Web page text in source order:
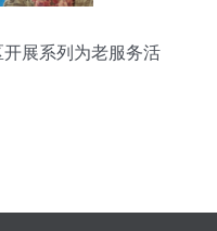
展系列为老服务活